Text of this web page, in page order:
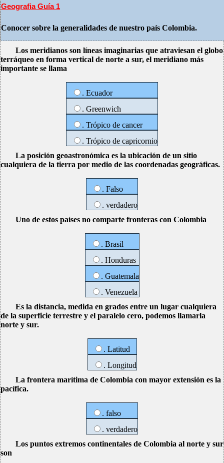
Geografia Guía 1
Conocer sobre la generalidades de nuestro país Colombia.
Los meridianos son líneas imaginarias que atraviesan el globo
terráqueo en forma vertical de norte a sur, el meridiano más
importante se llama
. Ecuador
. Greenwich
. Trópico de cancer
. Trópico de capricornio
La posición geoastronómica es la ubicación de un sitio
cualquiera de la tierra por medio de las coordenadas geográficas.
. Falso
. verdadero
Uno de estos países no comparte fronteras con Colombia
. Brasil
. Honduras
. Guatemala
. Venezuela
Es la distancia, medida en grados entre un lugar cualquiera
de la superficie terrestre y el paralelo cero, podemos llamarla
norte y sur.
. Latitud
. Longitud
La frontera marítima de Colombia con mayor extensión es la
pacífica.
. falso
. verdadero
Los puntos extremos continentales de Colombia al norte y sur
son